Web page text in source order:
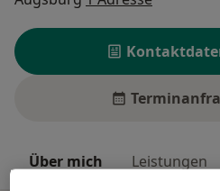
Über mich Leistungen